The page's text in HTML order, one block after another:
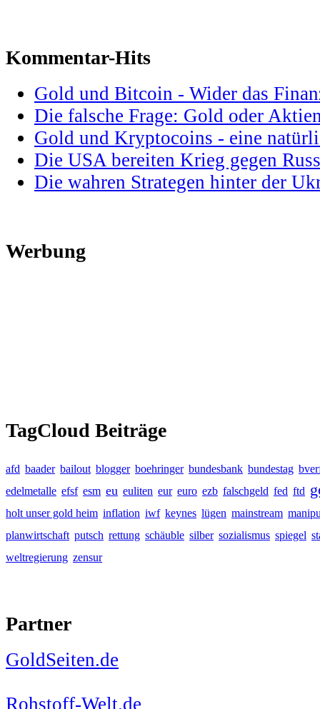
Kommentar-Hits
Gold und Bitcoin - Wider das
Die falsche Frage: Gold oder
Gold und Kryptocoins - eine
Die USA bereiten Krieg gegen
Die wahren Strategen hinter der
Werbung
TagCloud Beiträge
afd baader bailout blogger boehringer bundesbank bundestag
edelmetalle efsf esm eu euliten eur euro ezb falschgeld fed ftd
holt unser gold heim inflation iwf keynes lügen mainstream
planwirtschaft putsch rettung schäuble silber sozialismus spiegel
weltregierung zensur
Partner
GoldSeiten.de
Rohstoff-Welt.de